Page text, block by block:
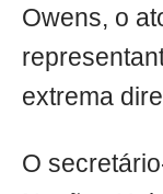
Owens, o
extrema
O